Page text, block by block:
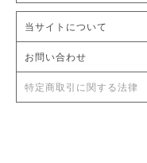
当サイトについて
お問い合わせ
特定商取引に関する法律